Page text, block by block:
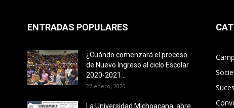
ENTRADAS POPULARES
¿Cuándo comenzará el proceso
de Nuevo Ingreso al ciclo Escolar
2020-2021...
27 enero, 2020
La Universidad Michoacana, abre